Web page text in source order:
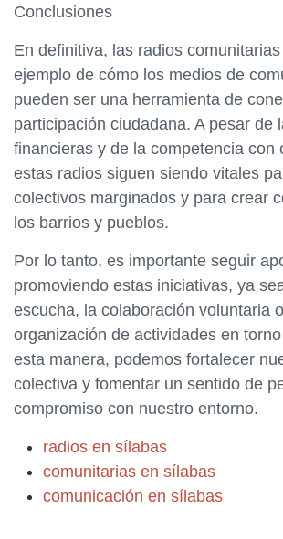
Conclusiones
En definitiva, las radios
ejemplo de cómo los medios de
pueden ser una herramienta de
participación ciudadana. A pesar de
financieras y de la competencia con
estas radios siguen siendo vitales
colectivos marginados y para crear
los barrios y pueblos.
Por lo tanto, es importante seguir
promoviendo estas iniciativas, ya
escucha, la colaboración voluntaria
organización de actividades en
esta manera, podemos fortalecer
colectiva y fomentar un sentido de
compromiso con nuestro entorno.
radios en sílabas
comunitarias en sílabas
comunicación en sílabas